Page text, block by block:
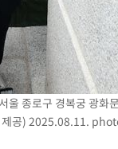
종로구 경복궁 광화
제공) 2025.08.11.